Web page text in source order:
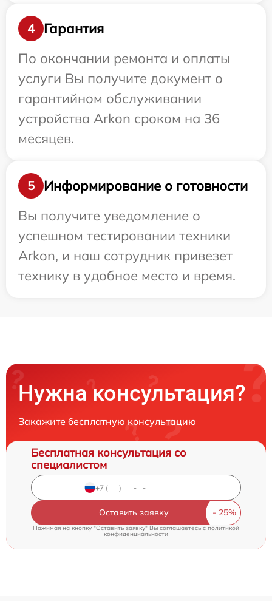
4
Гарантия
По окончании ремонта и оплаты
услуги Вы получите документ о
гарантийном обслуживании
устройства Arkon сроком на 36
месяцев.
5
Информирование о готовности
Вы получите уведомление о
успешном тестировании техники
Arkon, и наш сотрудник привезет
технику в удобное место и время.
Нужна консультация?
Закажите бесплатную консультацию
Бесплатная консультация со
специалистом
Оставить заявку
Нажимая на кнопку "Оставить заявку" Вы соглашаетесь c политикой
конфиденциальности